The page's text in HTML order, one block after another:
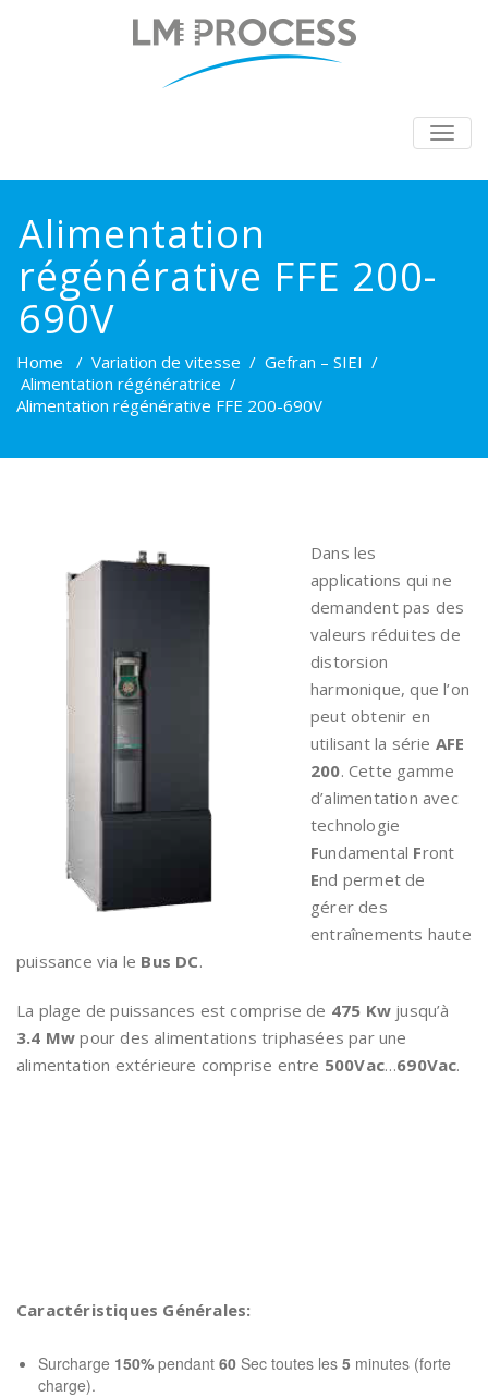
LA
Alimentation
régénérative FFE 200-
690V
Home / Variation de vitesse / Gefran – SIEI /
Alimentation régénératrice /
Alimentation régénérative FFE 200-690V
Dans les
applications qui ne
demandent pas des
valeurs réduites de
distorsion
harmonique, que l’on
peut obtenir en
utilisant la série AFE
200. Cette gamme
d’alimentation avec
technologie
Fundamental Front
End permet de
gérer des
entraînements haute
puissance via le Bus DC.
La plage de puissances est comprise de 475 Kw jusqu’à
3.4 Mw pour des alimentations triphasées par une
alimentation extérieure comprise entre 500Vac…690Vac.
Caractéristiques Générales:
Surcharge 150% pendant 60 Sec toutes les 5 minutes (forte
charge).